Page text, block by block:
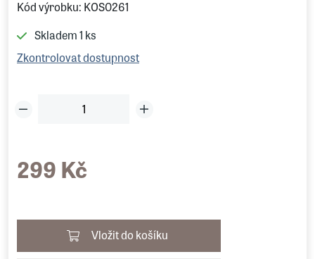
Kód výrobku: KOS0261
Skladem1 ks
Zkontrolovat dostupnost
299 Kč
Vložit do košíku